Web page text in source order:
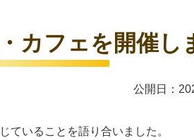
カフェを開催し
公開日：
ていることを語り合いました。